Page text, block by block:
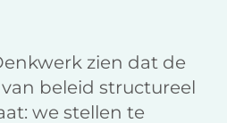
zien dat de
beleid structureel
we stellen te